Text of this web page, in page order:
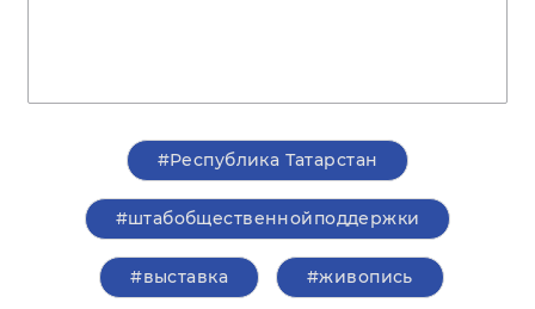
#Республика Татарстан
#штабобщественнойподдержки
#выставка #живопись